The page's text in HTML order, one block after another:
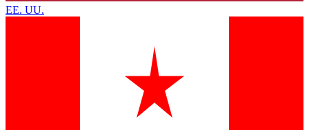
EE. UU.